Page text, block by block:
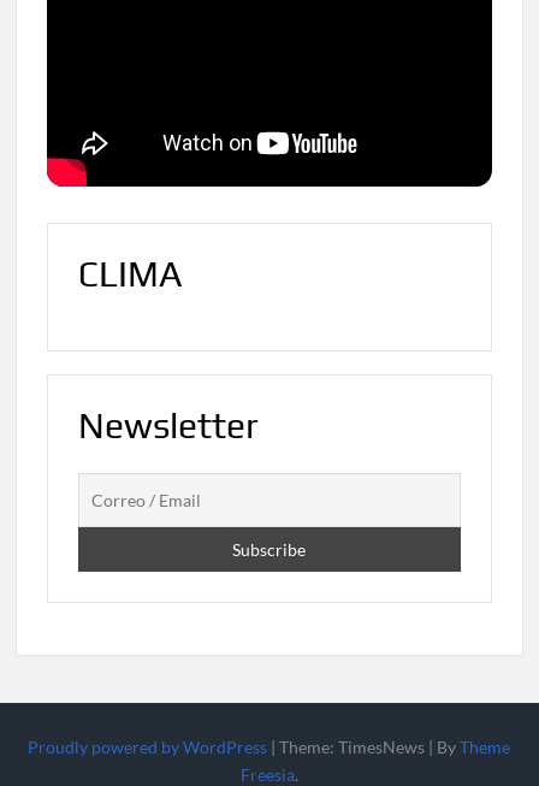
CLIMA
Newsletter
Proudly powered by WordPress |Theme: TimesNews | ByTheme
Freesia.